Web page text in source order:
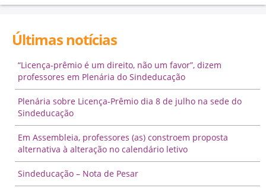
Últimas notícias
“Licença-prêmio é um direito, não um favor”, dizem
professores em Plenária do Sindeducação
Plenária sobre Licença-Prêmio dia 8 de julho na sede do
Sindeducação
Em Assembleia, professores (as) constroem proposta
alternativa à alteração no calendário letivo
Sindeducação – Nota de Pesar